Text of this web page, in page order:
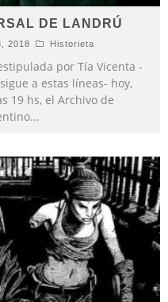
DE LANDRÚ
2018 Historieta
por Tía Vicenta -
a estas líneas- hoy,
19 hs, el Archivo de
...